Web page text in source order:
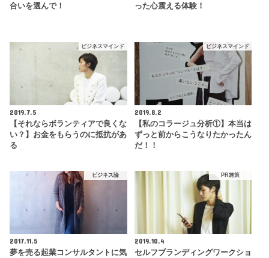
合いを選んで！
った心震える体験！
ビジネスマインド
2019.7.5
【それならボランティアで良くな
い？】お金をもらうのに抵抗があ
る
ビジネスマインド
2019.8.2
【私のコラージュ分析①】本当は
ずっと前からこうなりたかったん
だ！！
ビジネス論
2017.11.5
夢を売る起業コンサルタントに気
PR施策
2019.10.4
セルフブランディングワークショ